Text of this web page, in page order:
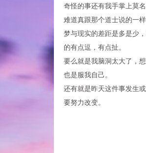
奇怪的事还有我手掌上莫
难道真跟那个道士说的一
梦与现实的差距是多是少
的有点逗，有点扯。
要么就是我脑洞太大了，
也是服我自己。
还有就是昨天这件事发生
要努力改变。